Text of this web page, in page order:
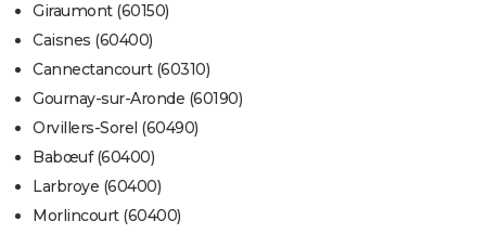
Giraumont (60150)
Caisnes (60400)
Cannectancourt (60310)
Gournay-sur-Aronde (60190)
Orvillers-Sorel (60490)
Babœuf (60400)
Larbroye (60400)
Morlincourt (60400)